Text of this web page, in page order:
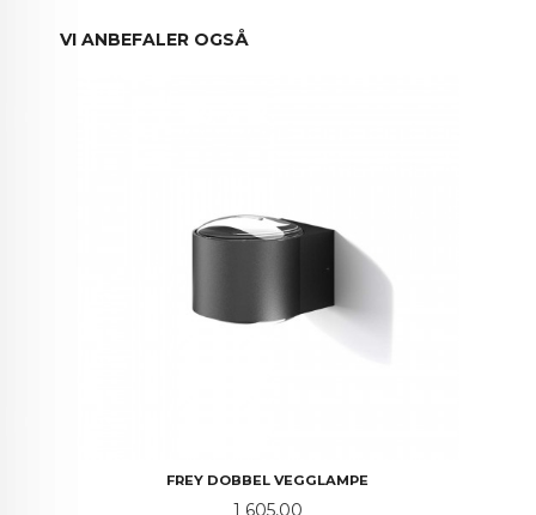
VI ANBEFALER OGSÅ
FREY DOBBEL VEGGLAMPE
Pris
1 605,00